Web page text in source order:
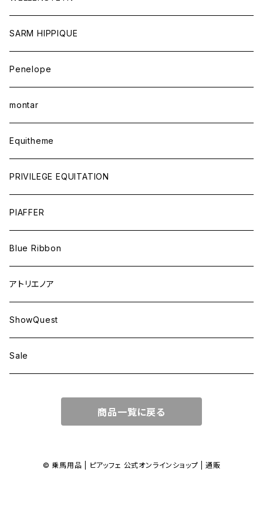
SARM HIPPIQUE
Penelope
montar
Equitheme
PRIVILEGE EQUITATION
PIAFFER
Blue Ribbon
アトリエノア
ShowQuest
Sale
商品一覧に戻る
© 乗馬用品 | ピアッフェ 公式オンラインショップ | 通販